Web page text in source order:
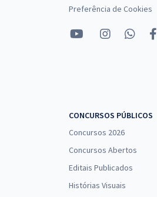
Preferência de Cookies
CONCURSOS PÚBLICOS
Concursos 2026
Concursos Abertos
Editais Publicados
Histórias Visuais